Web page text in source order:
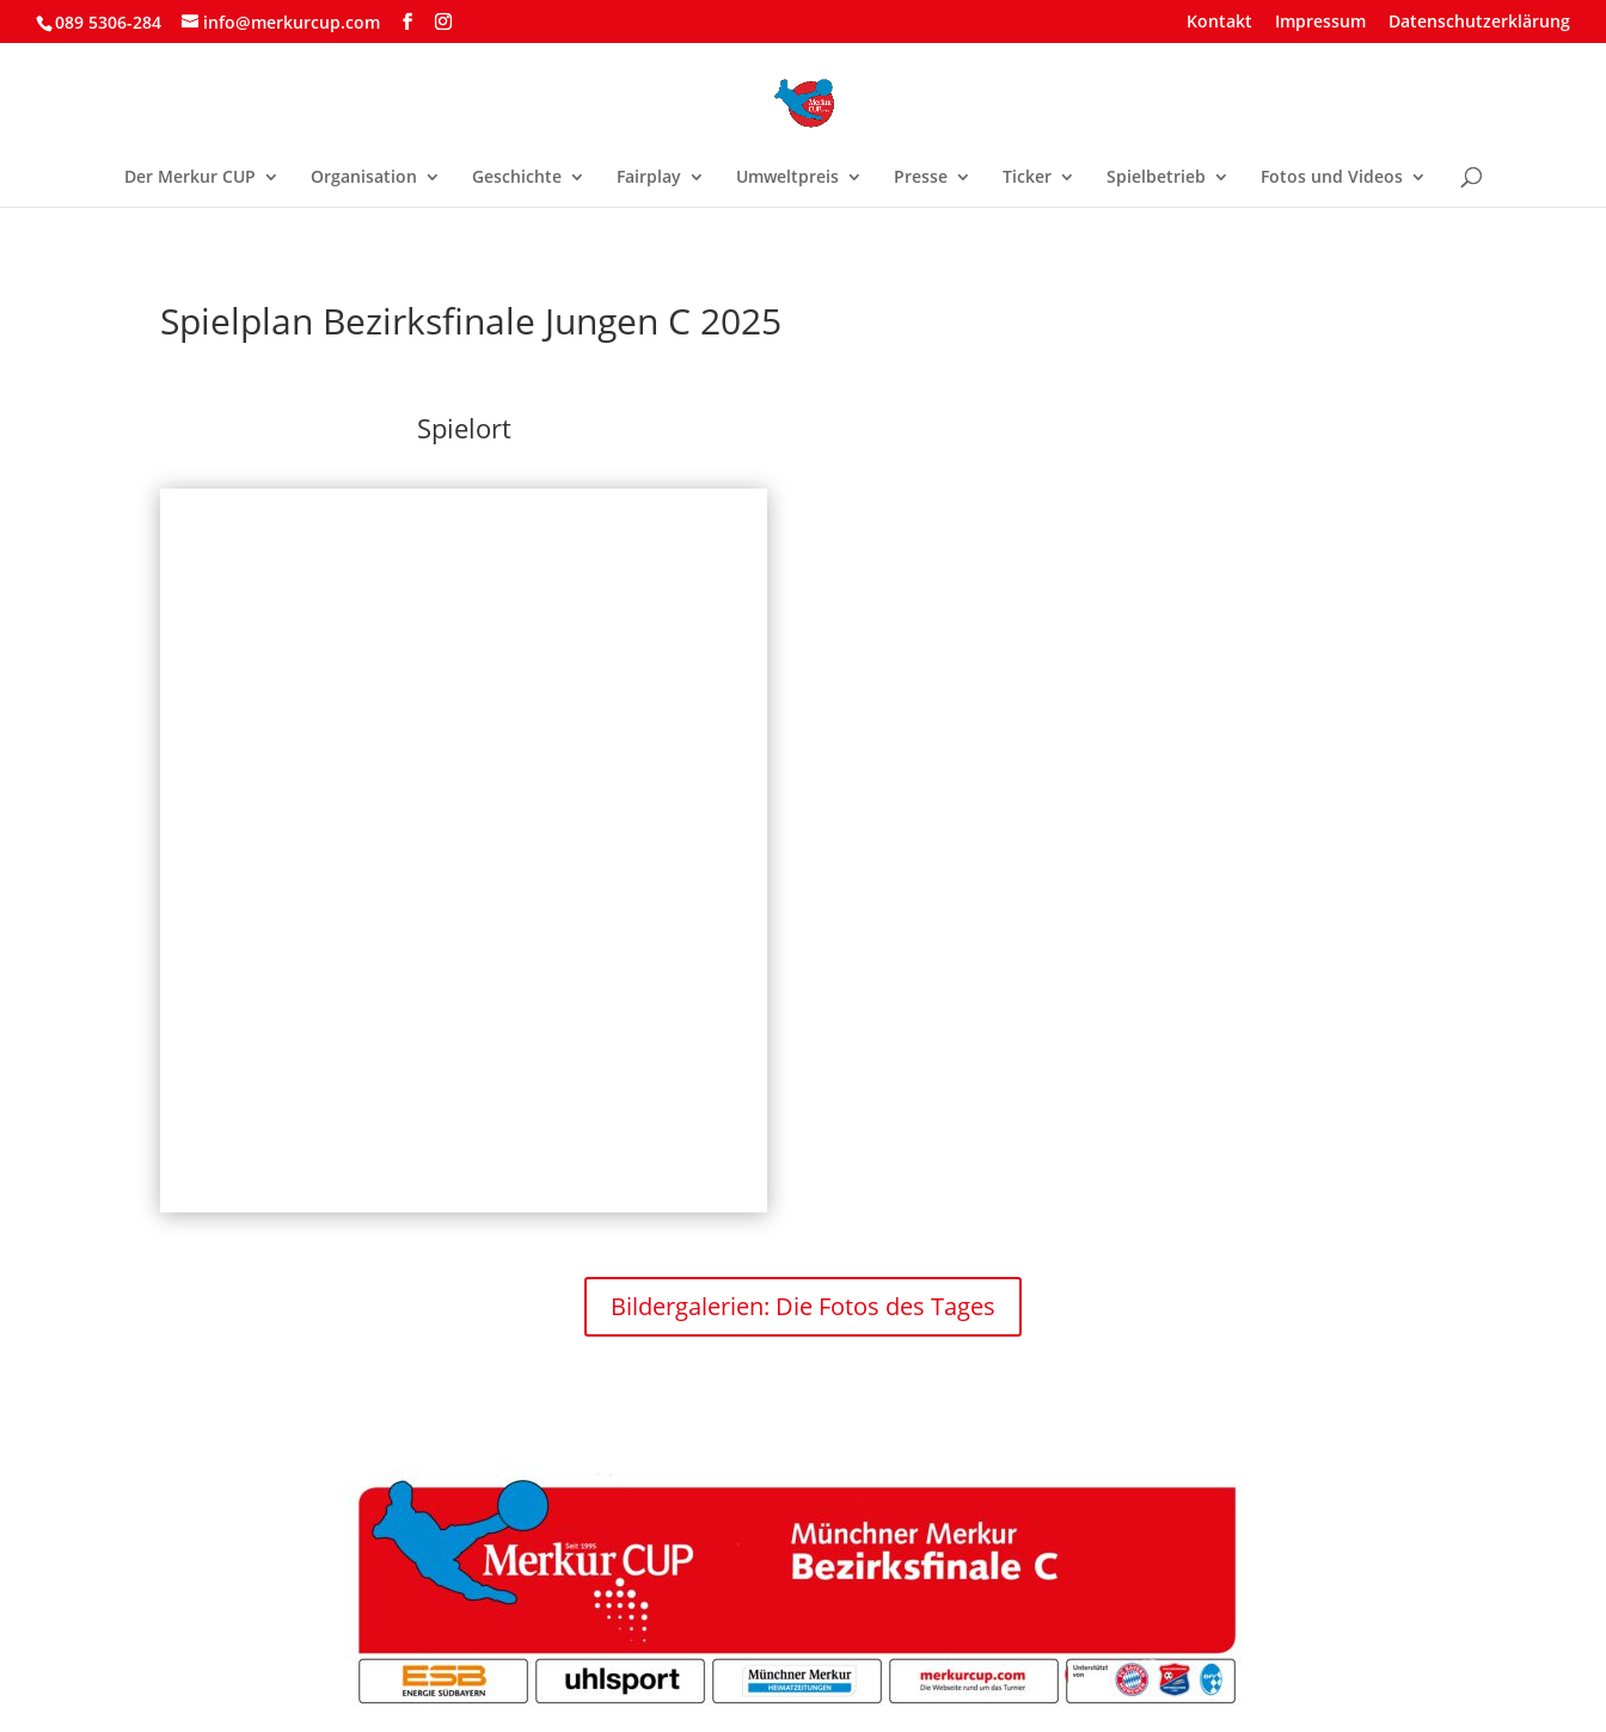
089 5306-284 info@merkurcup.com Kontakt Impressum Datenschutzerklärung
Der Merkur CUP Organisation Geschichte Fairplay Umweltpreis Presse Ticker Spielbetrieb Fotos und Videos
Spielplan Bezirksfinale Jungen C 2025
Spielort
Bildergalerien: Die Fotos des Tages